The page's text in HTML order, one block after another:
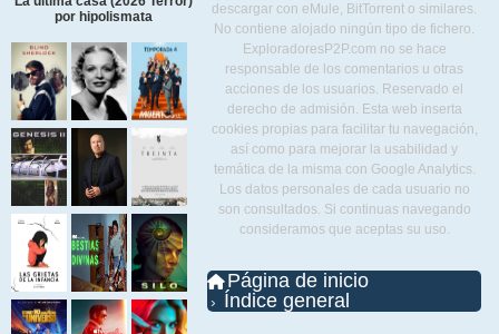
por hipolismata
descargar con eMule, BitTorrent o similares.
No contiene alojado ningún tipo de fichero.
ExploradoresP2P.com no se hace
responsable de los comentarios u otras
acciones de los usuarios. Reservado el
derecho de admisión. Esta web inserta
cookies propias para facilitar tu navegación,
así como para mejorar la usabilidad y
temática de la misma con Google Analytics.
Los datos personales de cada usuario no
son consultados. Si continuas navegando
consideramos que aceptas su uso.
Página de inicio
Índice general